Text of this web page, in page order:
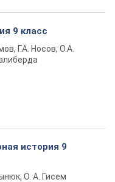
9 класс
Г.А. Носов, О.А.
история 9
О. А. Гисем